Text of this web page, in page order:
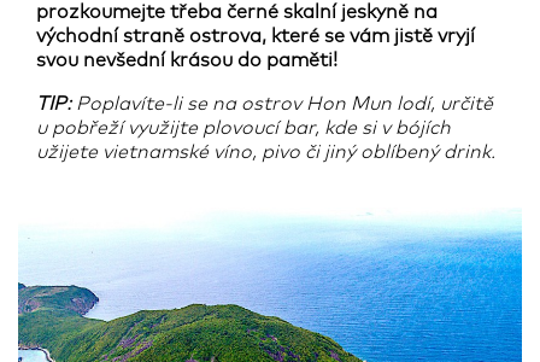
prozkoumejte třeba černé skalní jeskyně na
východní straně ostrova, které se vám jistě vryjí
svou nevšední krásou do paměti!
TIP:Poplavíte-li se na ostrov Hon Mun lodí, určitě
u pobřeží využijte plovoucí bar, kde si v bójích
užijete vietnamské víno, pivo či jiný oblíbený drink.